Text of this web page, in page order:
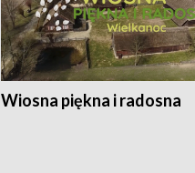
Wiosna piękna i radosna